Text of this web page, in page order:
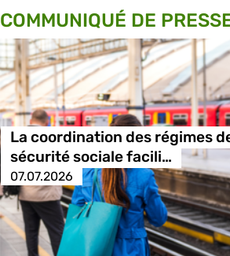
COMMUNIQUÉ DE
La coordination des régimes
sécurité sociale facili…
07.07.2026